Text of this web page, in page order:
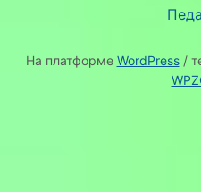
На платформе WordPress/